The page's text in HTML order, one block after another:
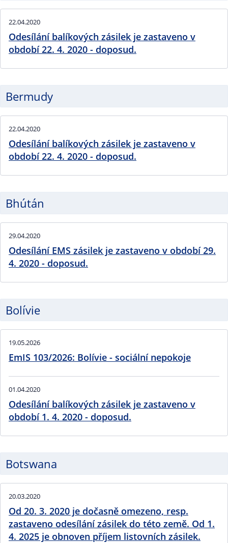
22.04.2020
Odesílání balíkových zásilek je zastaveno v
období 22. 4. 2020 - doposud.
Bermudy
22.04.2020
Odesílání balíkových zásilek je zastaveno v
období 22. 4. 2020 - doposud.
Bhútán
29.04.2020
Odesílání EMS zásilek je zastaveno v období 29.
4. 2020 - doposud.
Bolívie
19.05.2026
EmIS 103/2026: Bolívie - sociální nepokoje
01.04.2020
Odesílání balíkových zásilek je zastaveno v
období 1. 4. 2020 - doposud.
Botswana
20.03.2020
Od 20. 3. 2020 je dočasně omezeno, resp.
zastaveno odesílání zásilek do této země. Od 1.
4. 2025 je obnoven příjem listovních zásilek.